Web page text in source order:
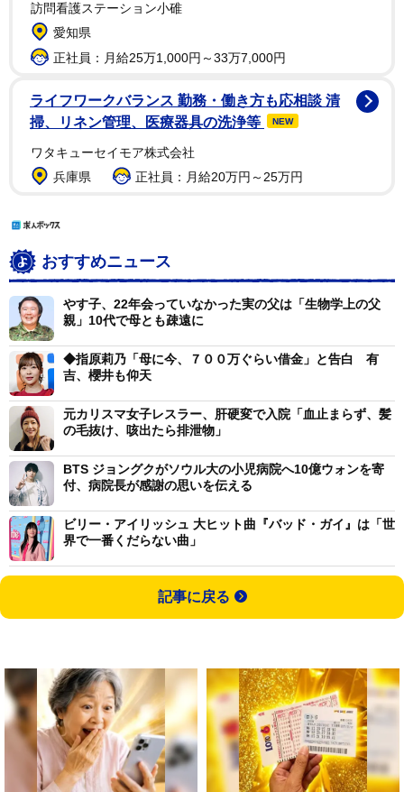
訪問看護ステーション小碓
愛知県
正社員：月給25万1,000円～33万7,000円
ライフワークバランス 勤務・働き方も応相談 清
掃、リネン管理、医療器具の洗浄等
NEW
ワタキューセイモア株式会社
兵庫県
正社員：月給20万円～25万円
おすすめニュース
やす子、22年会っていなかった実の父は「生物学上の父
親」10代で母とも疎遠に
◆指原莉乃「母に今、７００万ぐらい借金」と告白 有
吉、櫻井も仰天
元カリスマ女子レスラー、肝硬変で入院「血止まらず、髪
の毛抜け、咳出たら排泄物」
BTS ジョングクがソウル大の小児病院へ10億ウォンを寄
付、病院長が感謝の思いを伝える
ビリー・アイリッシュ 大ヒット曲『バッド・ガイ』は「世
界で一番くだらない曲」
記事に戻る